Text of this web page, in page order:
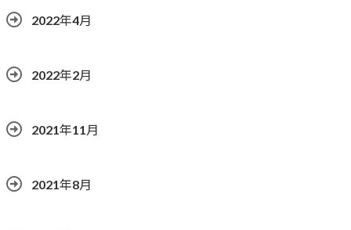
2022年4月
2022年2月
2021年11月
2021年8月